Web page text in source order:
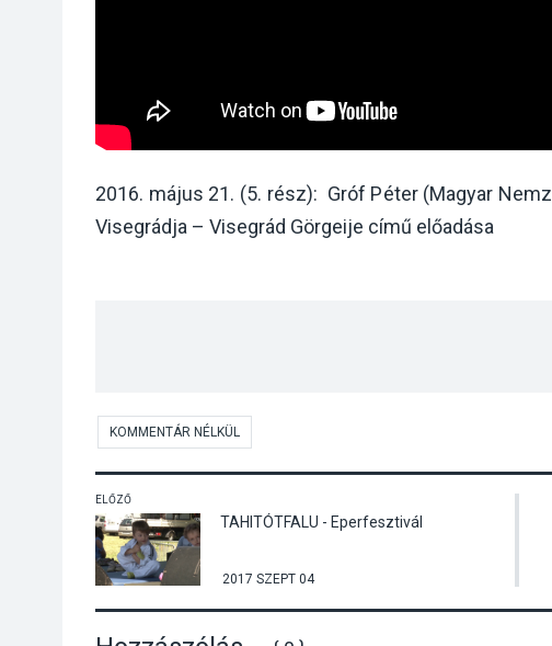
2016. május 21. (5. rész): Gróf Péter (Magyar
Visegrádja – Visegrád Görgeije című előadása
KOMMENTÁR NÉLKÜL
ELŐZŐ
TAHITÓTFALU - Eperfesztivál
2017 SZEPT 04